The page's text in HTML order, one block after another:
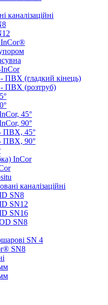
InCor
ПВХ (гладкий кінець)
- ПВХ (розтруб)
45°
90°
ПВХ, 45°
ПВХ, 90°
InCor
каналізаційні
SN8
SN12
SN16
SN8
SN 4
SN8